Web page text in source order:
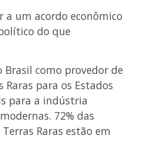
a um acordo econômico
do que
como provedor de
Raras para os Estados
para a indústria
72% das
Raras estão em